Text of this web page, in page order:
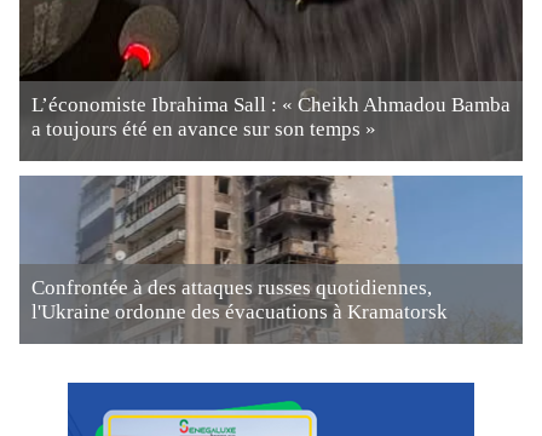
L’économiste Ibrahima Sall : « Cheikh Ahmadou Bamba
a toujours été en avance sur son temps »
Confrontée à des attaques russes quotidiennes,
l'Ukraine ordonne des évacuations à Kramatorsk